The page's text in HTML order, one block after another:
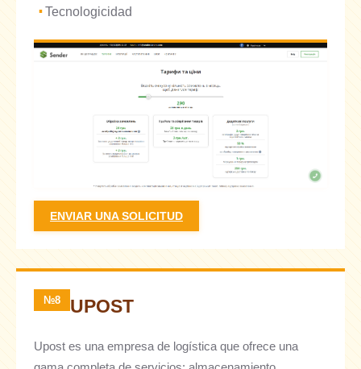
Tecnologicidad
ENVIAR UNA SOLICITUD
№8 UPOST
Upost es una empresa de logística que ofrece una